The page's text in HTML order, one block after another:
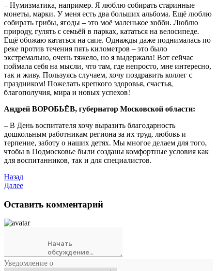
– Нумизматика, например. Я люблю собирать старинные
монеты, марки. У меня есть два больших альбома. Ещё люблю
собирать грибы, ягоды – это моё маленькое хобби. Люблю
природу, гулять с семьёй в парках, кататься на велосипеде.
Ещё обожаю кататься на сапе. Однажды даже поднималась по
реке против течения пять километров – это было
экстремально, очень тяжело, но я выдержала! Вот сейчас
поймала себя на мысли, что там, где непросто, мне интересно,
так и живу. Пользуясь случаем, хочу поздравить коллег с
праздником! Пожелать крепкого здоровья, счастья,
благополучия, мира и новых успехов!
Андрей ВОРОБЬЁВ, губернатор Московской области:
– В День воспитателя хочу выразить благодарность
дошкольным работникам региона за их труд, любовь и
терпение, заботу о наших детях. Мы многое делаем для того,
чтобы в Подмосковье были созданы комфортные условия как
для воспитанников, так и для специалистов.
Назад
Далее
Оставить комментарий
Уведомление о